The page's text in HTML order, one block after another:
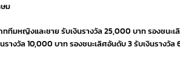
ม
ททีมหญิงและชาย รับเงินรางวัล 25,000 บาท รองชนะเ
รางวัล 10,000 บาท รองชนะเลิศอันดับ 3 รับเงินรางวั